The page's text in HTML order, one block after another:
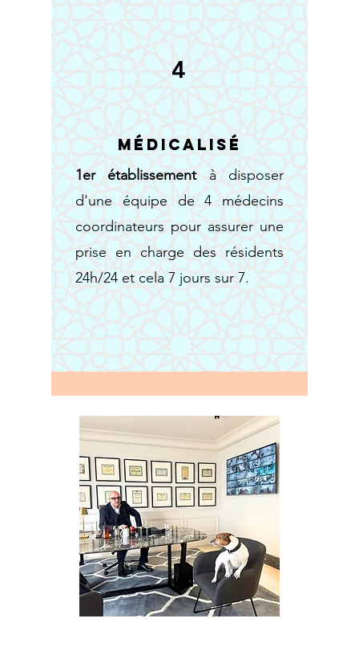
4
Médicalisé
1er établissementà disposer
d'une équipe de 4 médecins
coordinateurs pour assurer une
prise en charge des résidents
24h/24 et cela 7 jours sur 7.